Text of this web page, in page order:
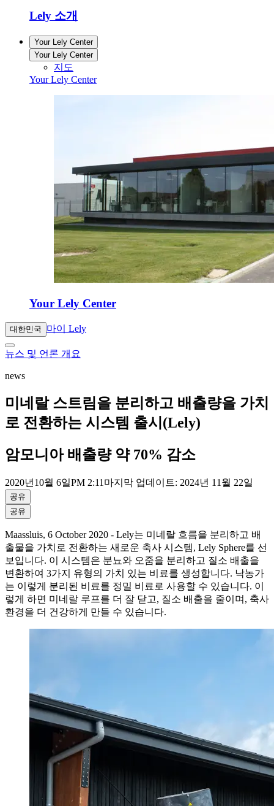
Lely 소개
Your Lely Center
Your Lely Center
지도
Your Lely Center
Your Lely Center
대한민국 마이 Lely
뉴스 및 언론 개요
news
미네랄 스트림을 분리하고 배출량을 가치
로 전환하는 시스템 출시(Lely)
암모니아 배출량 약 70% 감소
2020년 10월 6일PM 2:11 마지막 업데이트: 2024년 11월 22일
공유
공유
Maassluis, 6 October 2020 - Lely는 미네랄 흐름을 분리하고 배
출물을 가치로 전환하는 새로운 축사 시스템, Lely Sphere를 선
보입니다. 이 시스템은 분뇨와 오줌을 분리하고 질소 배출을
변환하여 3가지 유형의 가치 있는 비료를 생성합니다. 낙농가
는 이렇게 분리된 비료를 정밀 비료로 사용할 수 있습니다. 이
렇게 하면 미네랄 루프를 더 잘 닫고, 질소 배출을 줄이며, 축사
환경을 더 건강하게 만들 수 있습니다.